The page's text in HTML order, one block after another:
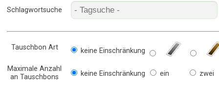
Schlagwortsuche
Tauschbon Art keine Einschränkung
Maximale Anzahl
an Tauschbons
keine Einschränkung ein zwei